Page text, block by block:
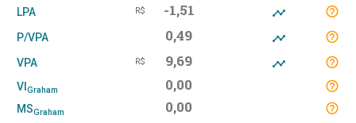
LPA R$ -1,51
P/VPA 0,49
VPA R$ 9,69
VI Graham 0,00
MSGraham 0,00